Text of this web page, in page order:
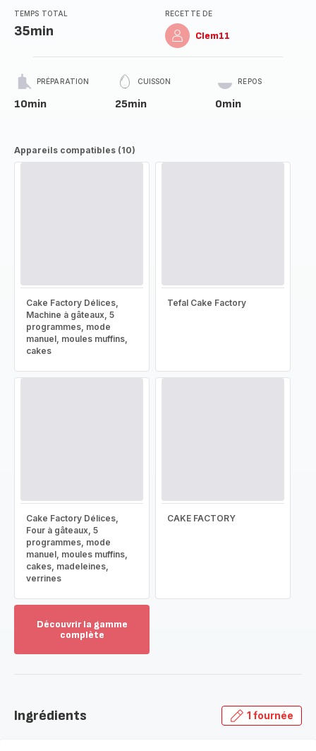
TEMPS TOTAL
35min
RECETTE DE
Clem11
PRÉPARATION
10min
CUISSON
25min
REPOS
0min
Appareils compatibles (10)
Cake Factory Délices,
Machine à gâteaux, 5
programmes, mode
manuel, moules muffins,
cakes
Tefal Cake Factory
Cake Factory Délices,
Four à gâteaux, 5
programmes, mode
manuel, moules muffins,
cakes, madeleines,
verrines
CAKE FACTORY
Découvrir la gamme
complète
gamme
Ingrédients 1 fournée